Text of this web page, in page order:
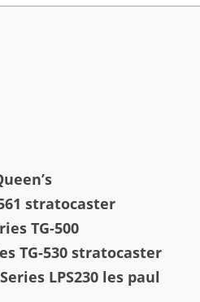
stratocaster
TG-500
TG-530 stratocaster
LPS230 les paul